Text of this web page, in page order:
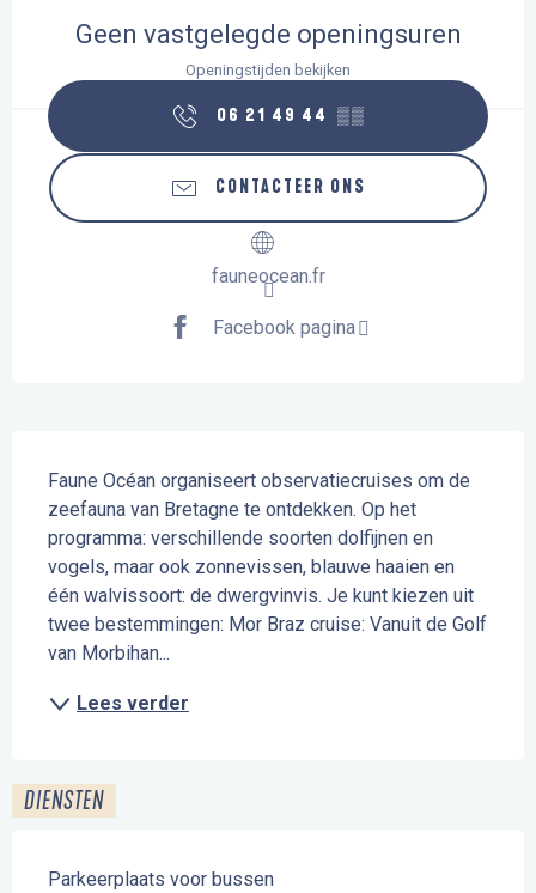
Geen vastgelegde openingsuren
Openingstijden bekijken
06 21 49 44 ▒▒
CONTACTEER ONS
fauneocean.fr
Facebook pagina
Faune Océan organiseert observatiecruises om de
zeefauna van Bretagne te ontdekken. Op het
programma: verschillende soorten dolfijnen en
vogels, maar ook zonnevissen, blauwe haaien en
één walvissoort: de dwergvinvis. Je kunt kiezen uit
twee bestemmingen: Mor Braz cruise: Vanuit de Golf
van Morbihan...
Lees verder
DIENSTEN
Parkeerplaats voor bussen